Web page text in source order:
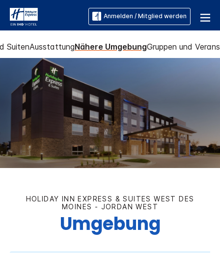
Anmelden / Mitglied werden
SuitenAusstattungNähere UmgebungGruppen und
HOLIDAY INN EXPRESS & SUITES WEST DES
MOINES - JORDAN WEST
Umgebung